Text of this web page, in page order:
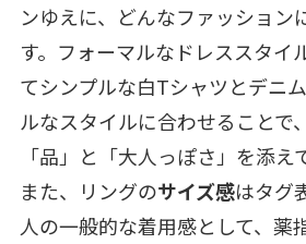
ンゆえに、どんなファッション
す。フォーマルなドレススタイ
てシンプルな白Tシャツとデニ
ルなスタイルに合わせることで
「品」と「大人っぽさ」を添え
また、リングのサイズ感はタグ
人の一般的な着用感として、薬